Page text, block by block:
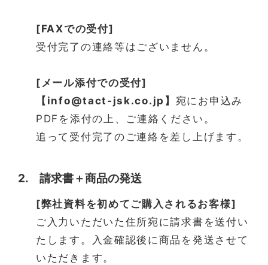
[FAXでの受付]
受付完了の連絡等はございません。
[メール添付での受付]
【info@tact-jsk.co.jp】 宛にお申込み
PDFを添付の上、ご連絡ください。
追って受付完了のご連絡を差し上げます。
2. 請求書＋商品の発送
[弊社資料を初めてご購入されるお客様]
ご入力いただいた住所宛に請求書を送付い
たします。入金確認後に商品を発送させて
いただきます。